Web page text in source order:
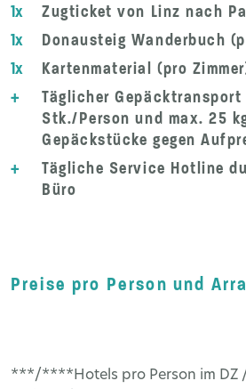
1x
Zugticket von Linz nach
1x
Donausteig Wanderbuch
1x
Kartenmaterial (pro
+
Täglicher Gepäcktransport
Stk./Person und max. 25
Gepäckstücke gegen
+
Tägliche Service Hotline
Büro
Preise pro Person und
***/****Hotels pro Person im DZ